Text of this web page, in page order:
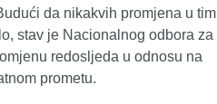
da nikakvih promjena u tim
stav je Nacionalnog odbora za
redosljeda u odnosu na
prometu.